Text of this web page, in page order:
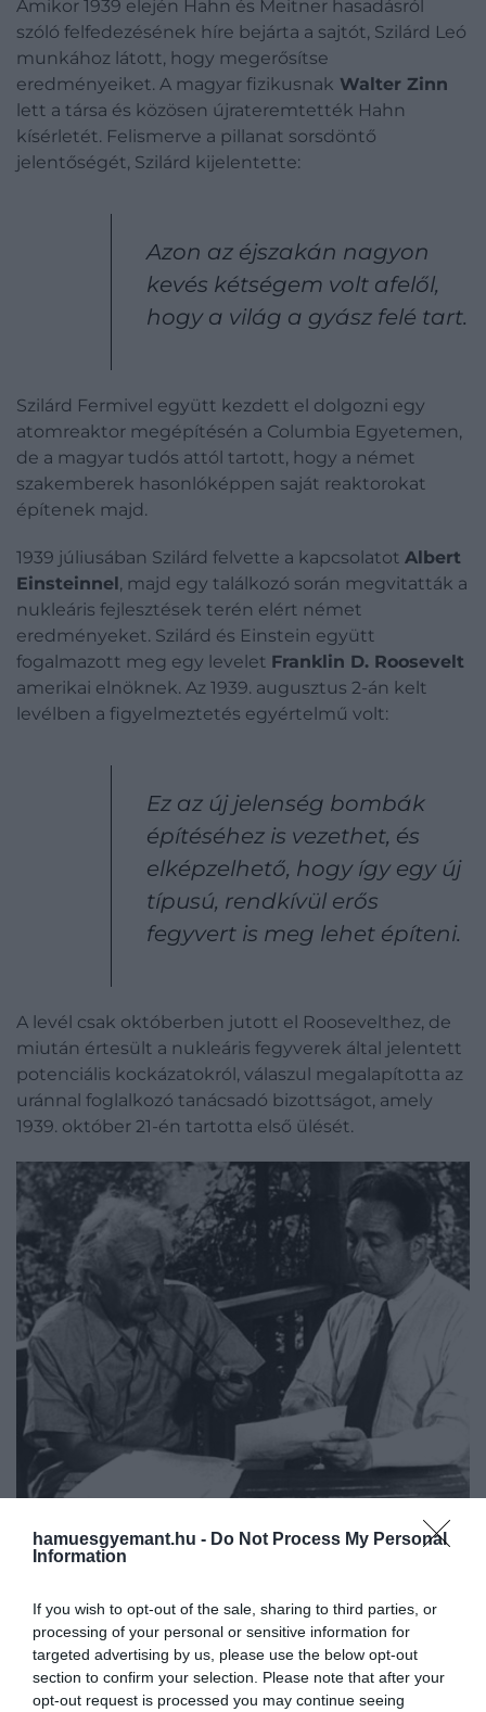
hamuesgyemant.hu - Do Not Process My Personal
Information
If you wish to opt-out of the sale, sharing to third parties, or
processing of your personal or sensitive information for
targeted advertising by us, please use the below opt-out
section to confirm your selection. Please note that after your
opt-out request is processed you may continue seeing
Amikor 1939 elején Hahn és Meitner hasadásról
szóló felfedezésének híre bejárta a sajtót, Szilárd Leó
munkához látott, hogy megerősítse
eredményeiket. A magyar fizikusnak Walter Zinn
lett a társa és közösen újrateremtették Hahn
kísérletét. Felismerve a pillanat sorsdöntő
jelentőségét, Szilárd kijelentette:
Azon az éjszakán nagyon
kevés kétségem volt afelől,
hogy a világ a gyász felé tart.
Szilárd Fermivel együtt kezdett el dolgozni egy
atomreaktor megépítésén a Columbia Egyetemen,
de a magyar tudós attól tartott, hogy a német
szakemberek hasonlóképpen saját reaktorokat
építenek majd.
1939 júliusában Szilárd felvette a kapcsolatot Albert
Einsteinnel, majd egy találkozó során megvitatták a
nukleáris fejlesztések terén elért német
eredményeket. Szilárd és Einstein együtt
fogalmazott meg egy levelet Franklin D. Roosevelt
amerikai elnöknek. Az 1939. augusztus 2-án kelt
levélben a figyelmeztetés egyértelmű volt:
Ez az új jelenség bombák
építéséhez is vezethet, és
elképzelhető, hogy így egy új
típusú, rendkívül erős
fegyvert is meg lehet építeni.
A levél csak októberben jutott el Roosevelthez, de
miután értesült a nukleáris fegyverek által jelentett
potenciális kockázatokról, válaszul megalapította az
uránnal foglalkozó tanácsadó bizottságot, amely
1939. október 21-én tartotta első ülését.
Getty Images
​Manhattan-terv
Bár 1939-ben alakult meg, az uránnal foglalkozó
tanácsadó bizottság eleinte lassan haladt. Japán